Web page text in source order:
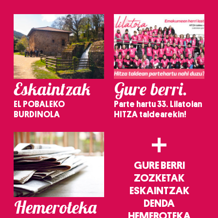
Eskaintzak
EL POBALEKO
BURDINOLA
Gure berri.
Parte hartu 33. Lilatoian
HITZA taldearekin!
Hemeroteka
+
GURE BERRI
ZOZKETAK
ESKAINTZAK
DENDA